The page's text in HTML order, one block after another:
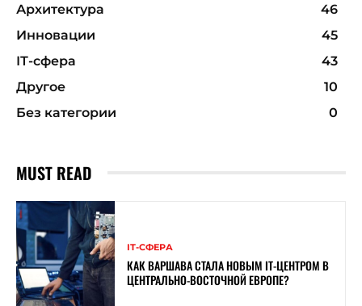
Архитектура
46
Инновации
45
ІТ-сфера
43
Другое
10
Без категории
0
MUST READ
ІТ-СФЕРА
КАК ВАРШАВА СТАЛА НОВЫМ IT-ЦЕНТРОМ В
ЦЕНТРАЛЬНО-ВОСТОЧНОЙ ЕВРОПЕ?